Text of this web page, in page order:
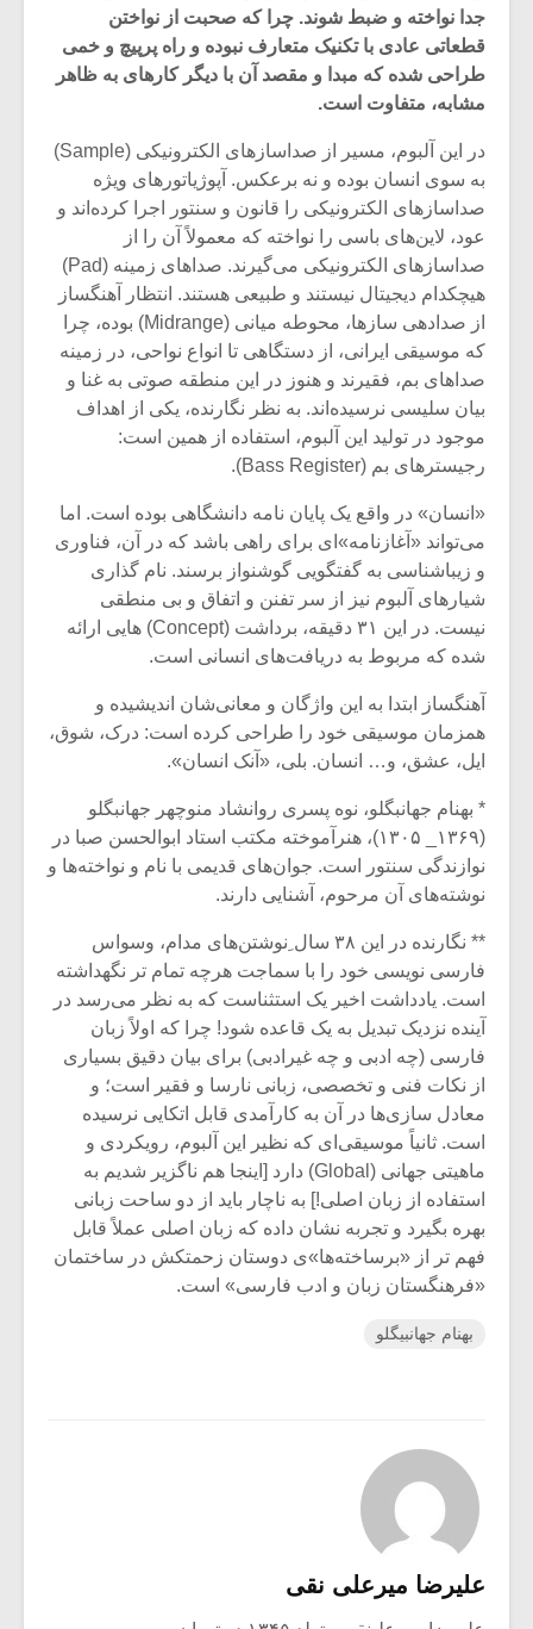
جدا نواخته و ضبط شوند. چرا که صحبت از نواختن
قطعاتی عادی با تکنیک متعارف نبوده و راه پرپیچ و خمی
طراحی شده که مبدا و مقصد آن با دیگر کارهای به ظاهر
مشابه، متفاوت است.
در این آلبوم، مسیر از صداسازهای الکترونیکی (Sample)
به سوی انسان بوده و نه برعکس. آپوژیاتورهای ویژه
صداسازهای الکترونیکی را قانون و سنتور اجرا کرده‌اند و
عود، لاین‌های باسی را نواخته که معمولاً آن را از
صداسازهای الکترونیکی می‌گیرند. صداهای زمینه (Pad)
هیچکدام دیجیتال نیستند و طبیعی هستند. انتظار آهنگساز
از صدادهی سازها، محوطه میانی (Midrange) بوده، چرا
که موسیقی ایرانی، از دستگاهی تا انواع نواحی، در زمینه
صداهای بم، فقیرند و هنوز در این منطقه صوتی به غنا و
بیان سلیسی نرسیده‌اند. به نظر نگارنده، یکی از اهداف
موجود در تولید این آلبوم، استفاده از همین است:
رجیسترهای بم (Bass Register).
«انسان» در واقع یک پایان نامه دانشگاهی بوده است. اما
می‌تواند «آغازنامه»ای برای راهی باشد که در آن، فناوری
و زیباشناسی به گفتگویی گوشنواز برسند. نام گذاری
شیارهای آلبوم نیز از سر تفنن و اتفاق و بی منطقی
نیست. در این ۳۱ دقیقه، برداشت (Concept) هایی ارائه
شده که مربوط به دریافت‌های انسانی است.
آهنگساز ابتدا به این واژگان و معانی‌شان اندیشیده و
همزمان موسیقی خود را طراحی کرده است: درک، شوق،
ایل، عشق، و… انسان. بلی، «آنک انسان».
* بهنام جهانبگلو، نوه پسری روانشاد منوچهر جهانبگلو
(۱۳۶۹_ ۱۳۰۵)، هنرآموخته مکتب استاد ابوالحسن صبا در
نوازندگی سنتور است. جوان‌های قدیمی با نام و نواخته‌ها و
نوشته‌های آن مرحوم، آشنایی دارند.
** نگارنده در این ۳۸ سال ِنوشتن‌های مدام، وسواس
فارسی نویسی خود را با سماجت هرچه تمام تر نگهداشته
است. ‌یادداشت اخیر یک استثناست که به نظر می‌رسد در
آینده نزدیک تبدیل به یک قاعده شود! چرا که اولاً زبان
فارسی (چه ادبی و چه غیرادبی) برای بیان دقیق بسیاری
از نکات فنی و تخصصی، زبانی نارسا و فقیر است؛ و
معادل سازی‌ها در آن به کارآمدی قابل اتکایی نرسیده
است. ثانیاً موسیقی‌ای که نظیر این آلبوم، رویکردی و
ماهیتی جهانی (Global) دارد [اینجا هم ناگزیر شدیم به
استفاده از زبان اصلی!] به ناچار باید از دو ساحت زبانی
بهره بگیرد و تجربه نشان داده که زبان اصلی عملاً قابل
فهم تر از «برساخته‌ها»ی دوستان زحمتکش در ساختمان
«فرهنگستان زبان و ادب فارسی» است.
بهنام جهانبیگلو
علیرضا میرعلی نقی
میکلوش روژا
یادداشتی بر موسیقی
متن فیلم «متری
شیش و نیم»
اگر نمی توانی
مشهورترین باشی،
موریس ژار
دوره
موسیقی
سکانسی